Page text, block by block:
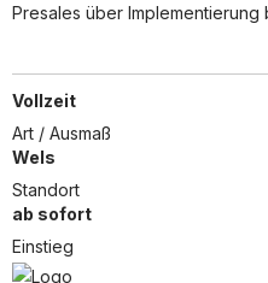
Presales über
Vollzeit
Art / Ausmaß
Wels
Standort
ab sofort
Einstieg
Kandidaten finden
Inserat buchen
©informatikjobs.at
Cookie-Einstellungen